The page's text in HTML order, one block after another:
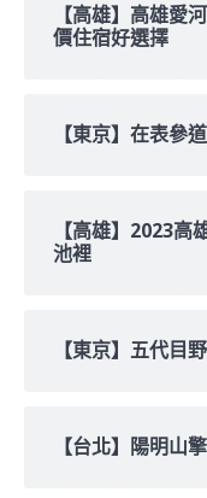
【高雄】高雄
價住宿好選擇
【東京】在表參
【高雄】2023高
池裡
【東京】五代目
【台北】陽明山